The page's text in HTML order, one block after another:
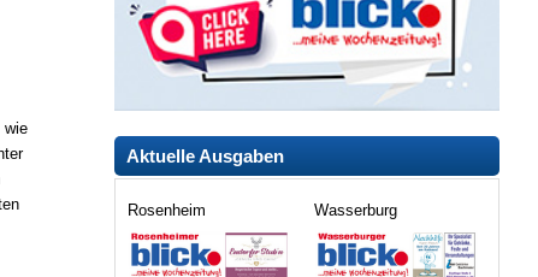
wie
Aktuelle Ausgaben
Rosenheim Wasserburg